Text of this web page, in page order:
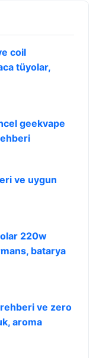
coil
tüyolar,
geekvape
ve uygun
220w
batarya
ve zero
aroma